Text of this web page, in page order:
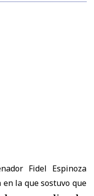
Fidel Espinoza
la que sostuvo que